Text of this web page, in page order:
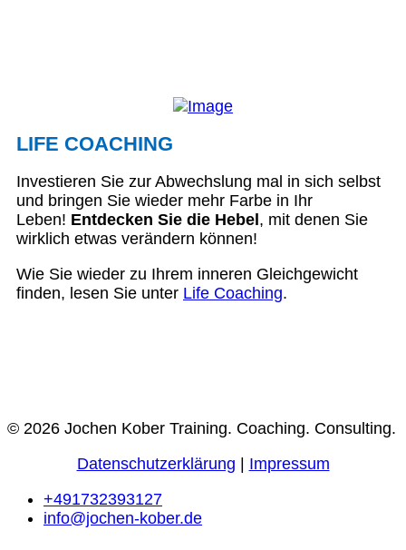
LIFE COACHING
Investieren Sie zur Abwechslung mal in sich selbst
und bringen Sie wieder mehr Farbe in Ihr
Leben! Entdecken Sie die Hebel , mit denen Sie
wirklich etwas verändern können!
Wie Sie wieder zu Ihrem inneren Gleichgewicht
finden, lesen Sie unter Life Coaching.
© 2026 Jochen Kober Training. Coaching. Consulting.
Datenschutzerklärung
Impressum
+491732393127
info@jochen-kober.de